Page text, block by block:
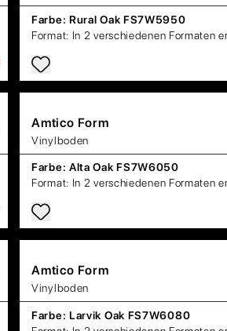
Farbe: Rural Oak FS7W5950
Format: In 2 verschiedenen Formaten
Amtico Form
Vinylboden
Farbe: Alta Oak FS7W6050
Format: In 2 verschiedenen Formaten
Amtico Form
Vinylboden
Farbe: Larvik Oak FS7W6080